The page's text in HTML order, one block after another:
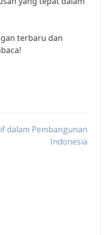
terbaru dan
dalam Pembangunan
Indonesia